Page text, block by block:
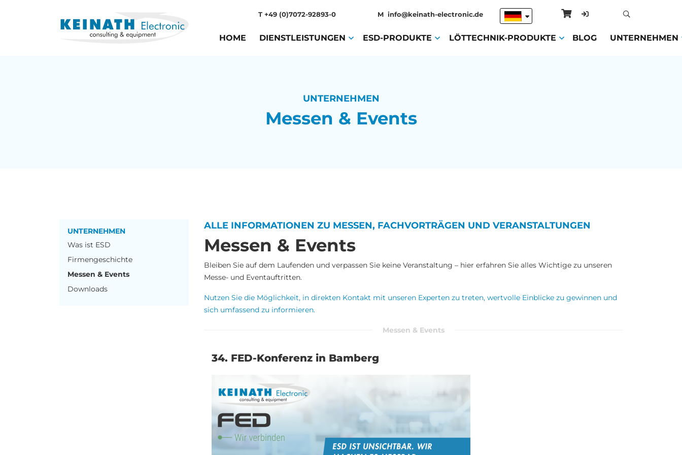
T +49 (0)7072-92893-0 M info@keinath-electronic.de
HOME (CURRENT)
DIENSTLEISTUNGEN (CURRENT)
ESD-PRODUKTE (CURRENT)
LÖTTECHNIK-PRODUKTE (CURRENT)
BLOG(CURRENT)
UNTERNEHMEN
UNTERNEHMEN
Messen & Events
UNTERNEHMEN
Was ist ESD
Firmengeschichte
Messen & Events
Downloads
ALLE INFORMATIONEN ZU MESSEN, FACHVORTRÄGEN UND VERANSTALTUNGEN
Messen & Events
Bleiben Sie auf dem Laufenden und verpassen Sie keine Veranstaltung – hier erfahren Sie alles Wichtige zu unseren
Messe- und Eventauftritten.
Nutzen Sie die Möglichkeit, in direkten Kontakt mit unseren Experten zu treten, wertvolle Einblicke zu gewinnen und
sich umfassend zu informieren.
Messen & Events
34. FED-Konferenz in Bamberg